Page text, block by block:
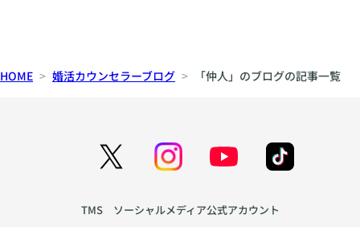
ナ
プ
て
、
HOME 婚活カウンセラーブログ 「仲人」のブログの記事一覧
TMS ソーシャルメディア公式アカウント